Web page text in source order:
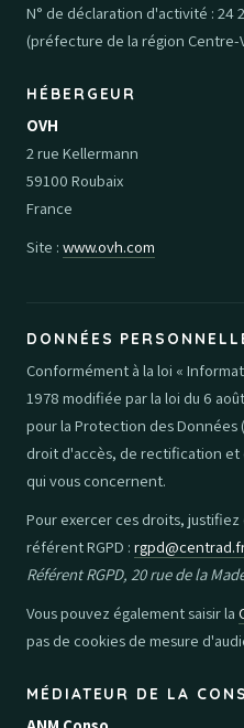
N° de déclaration d'activité : 24
(préfecture de la région Centre-
HÉBERGEUR
OVH
2 rue Kellermann
59100 Roubaix
France
Site : www.ovh.com
DONNÉES
Conformément à la loi «
1978 modifiée par la loi du 6
pour la Protection des Données
droit d'accès, de rectification
qui vous concernent.
Pour exercer ces droits,
référent RGPD :
Référent RGPD, 20 rue de la
Vous pouvez également saisir la
pas de cookies de mesure
MÉDIATEUR DE LA